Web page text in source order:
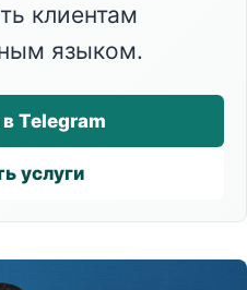
клиентам
языком.
Telegram
услуги